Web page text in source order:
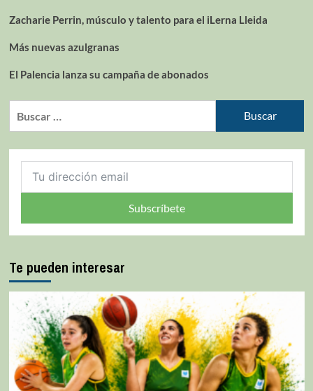
Zacharie Perrin, músculo y talento para el iLerna Lleida
Más nuevas azulgranas
El Palencia lanza su campaña de abonados
Subscríbete
Te pueden interesar